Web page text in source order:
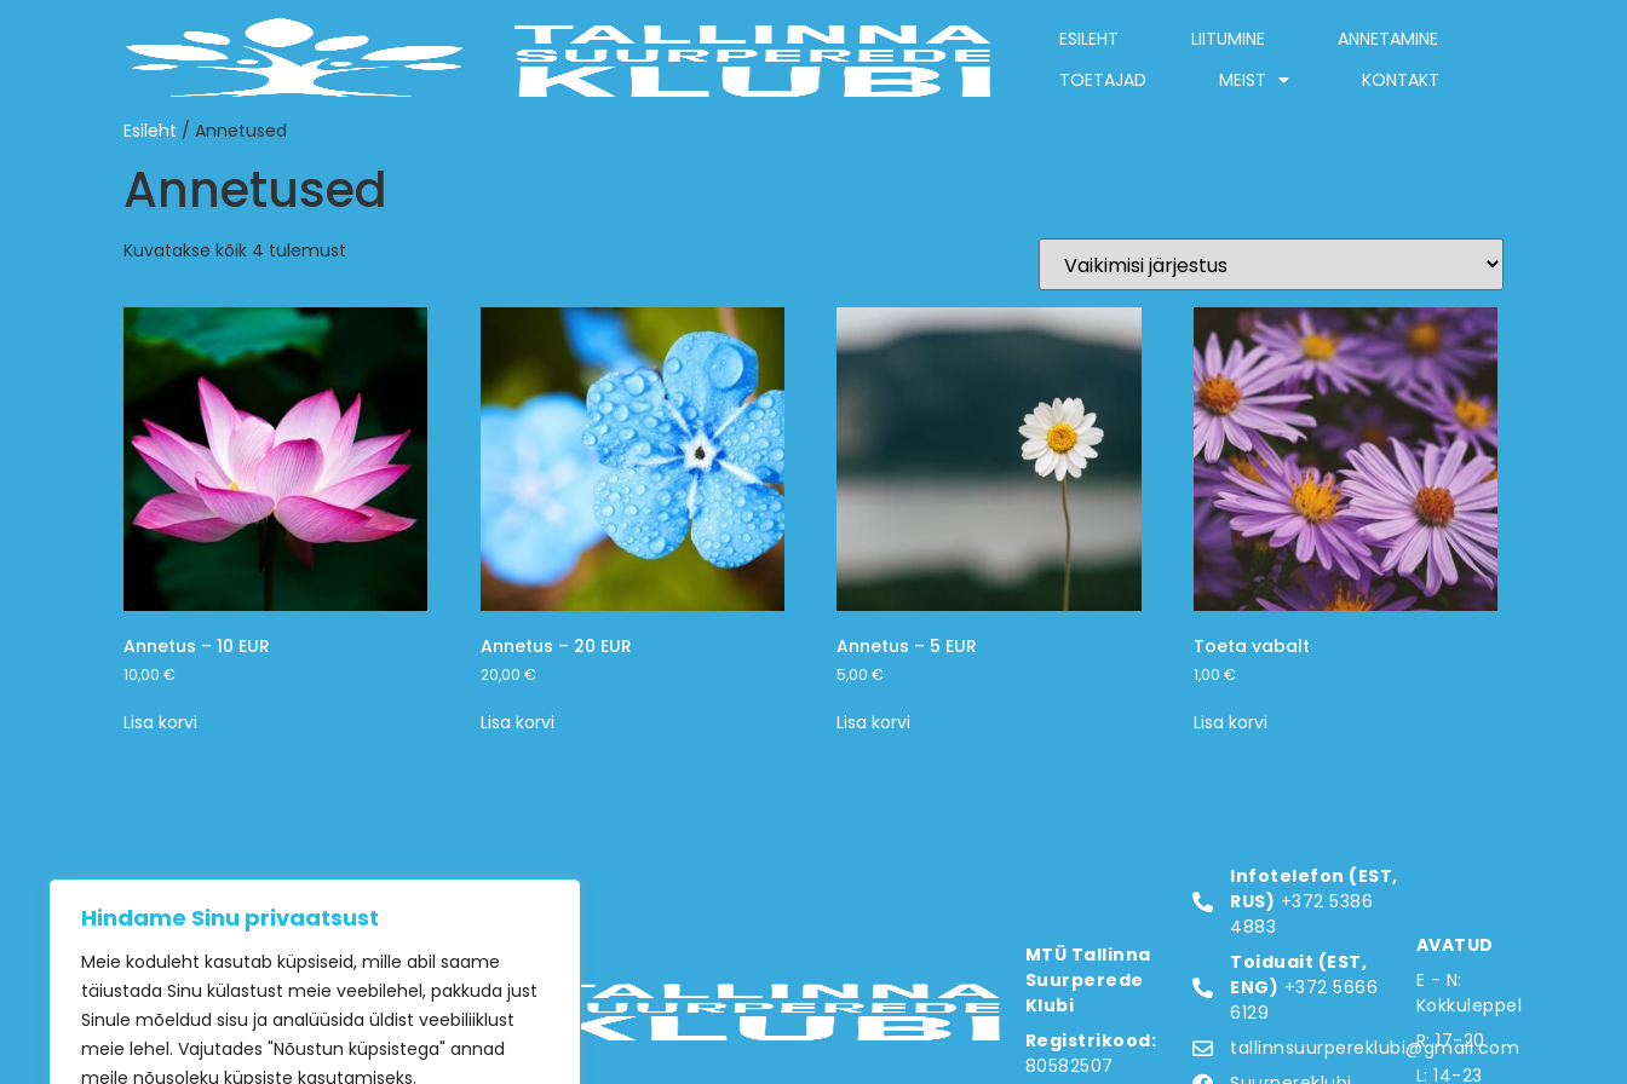
Hindame Sinu privaatsust
Meie koduleht kasutab küpsiseid, mille abil saame
täiustada Sinu külastust meie veebilehel, pakkuda just
Sinule mõeldud sisu ja analüüsida üldist veebiliiklust
meie lehel. Vajutades "Nõustun küpsistega" annad
meile nõusoleku küpsiste kasutamiseks.
ESILEHT LIITUMINE
ANNETAMINE
TOETAJAD
MEIST KONTAKT
Esileht / Annetused
Annetused
Kuvatakse kõik 4 tulemust
Annetus – 10 EUR
10,00 €
Lisa korvi
Annetus – 20 EUR
20,00 €
Lisa korvi
Annetus – 5 EUR
5,00€
Lisa korvi
Toeta vabalt
1,00€
Lisa korvi
MTÜ Tallinna
Suurperede
Klubi
Registrikood:
80582507
Infotelefon (EST,
RUS) +372 5386
4883
Toiduait (EST,
ENG) +372 5666
6129
tallinnsuurpereklubi@gmail.com
AVATUD
E - N:
Kokkuleppel
R: 17-20
L: 14-23